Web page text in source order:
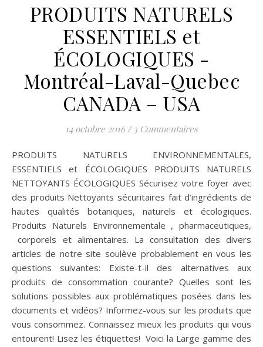
PRODUITS NATURELS
ESSENTIELS et
ÉCOLOGIQUES -
Montréal-Laval-Quebec
CANADA – USA
14 octobre 2016 / 3 Commentaires
PRODUITS NATURELS ENVIRONNEMENTALES,
ESSENTIELS et ÉCOLOGIQUES PRODUITS NATURELS
NETTOYANTS ÉCOLOGIQUES Sécurisez votre foyer avec
des produits Nettoyants sécuritaires fait d’ingrédients de
hautes qualités botaniques, naturels et écologiques.
Produits Naturels Environnementale , pharmaceutiques,
corporels et alimentaires. La consultation des divers
articles de notre site soulève probablement en vous les
questions suivantes: Existe-t-il des alternatives aux
produits de consommation courante? Quelles sont les
solutions possibles aux problématiques posées dans les
documents et vidéos? Informez-vous sur les produits que
vous consommez. Connaissez mieux les produits qui vous
entourent! Lisez les étiquettes! Voici la Large gamme des